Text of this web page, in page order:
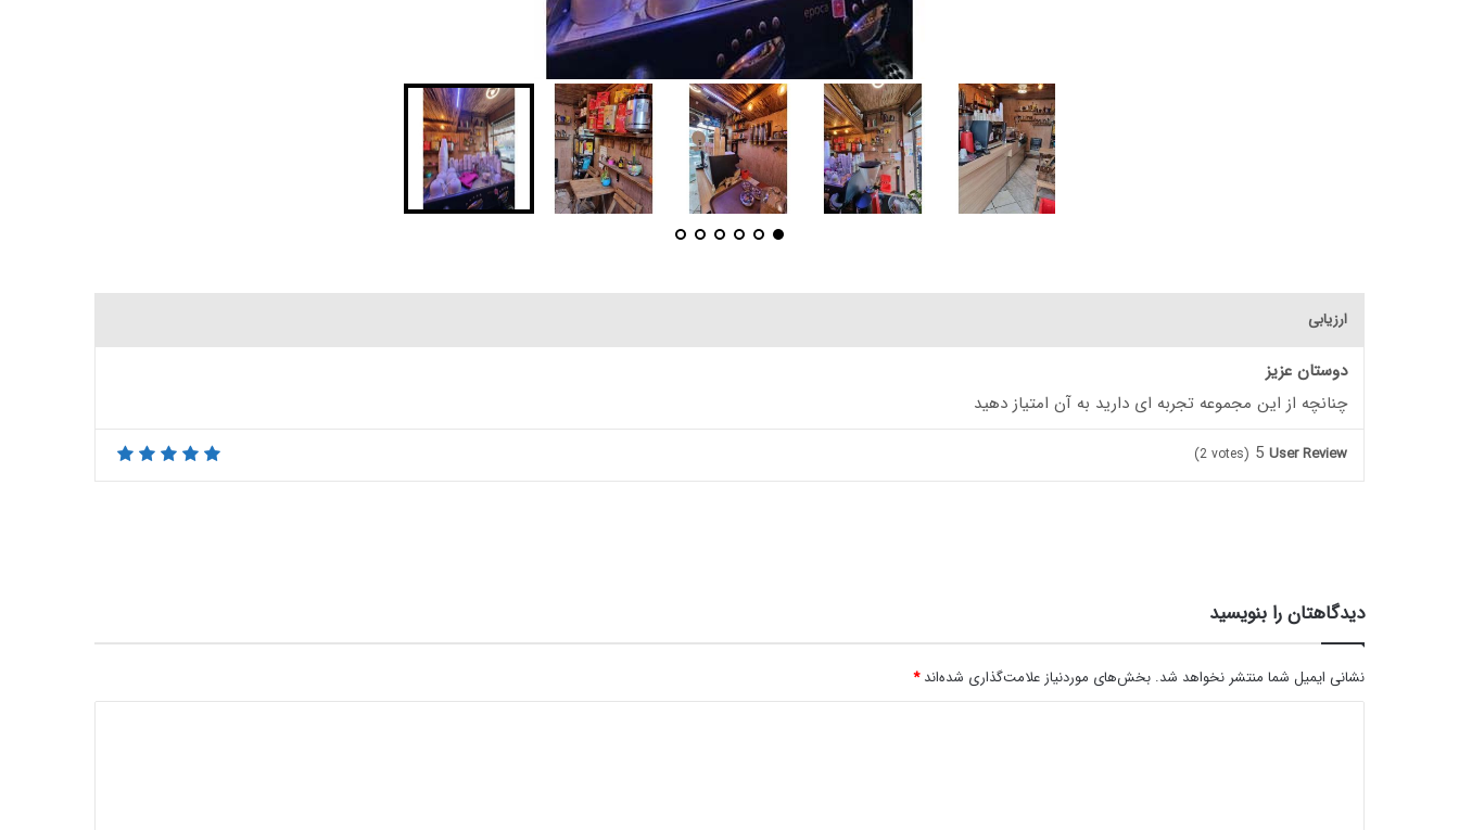
ارزیابی
دوستان عزیز
چنانچه از این مجموعه تجربه ای دارید به آن امتیاز دهید
User Review
5
(2 votes)
دیدگاهتان را بنویسید
نشانی ایمیل شما منتشر نخواهد شد. بخش‌های موردنیاز علامت‌گذاری شده‌اند*